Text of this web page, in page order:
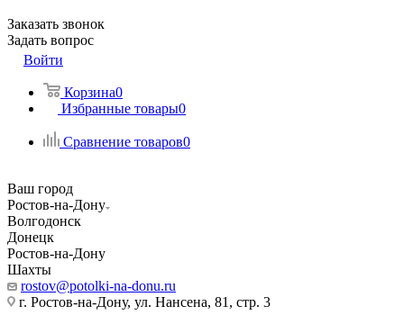
Заказать звонок
Задать вопрос
Войти
Корзина0
Избранные товары0
Сравнение товаров0
Ваш город
Ростов-на-Дону
Волгодонск
Донецк
Ростов-на-Дону
Шахты
rostov@potolki-na-donu.ru
г. Ростов-на-Дону, ул. Нансена, 81, стр. 3